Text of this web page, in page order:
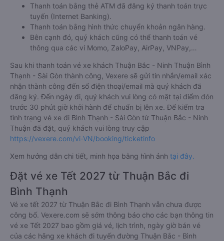
Thanh toán bằng thẻ ATM đã đăng ký thanh toán trực
tuyến (Internet Banking).
Thanh toán bằng hình thức chuyển khoản ngân hàng.
Bên cạnh đó, quý khách cũng có thể thanh toán vé
thông qua các ví Momo, ZaloPay, AirPay, VNPay,…
Sau khi thanh toán vé xe khách Thuận Bắc - Ninh Thuận Bình
Thạnh - Sài Gòn thành công, Vexere sẽ gửi tin nhắn/email xác
nhận thành công đến số điện thoại/email mà quý khách đã
đăng ký. Đến ngày đi, quý khách vui lòng có mặt tại điểm đón
trước 30 phút giờ khởi hành để chuẩn bị lên xe. Để kiểm tra
tình trạng vé xe đi Bình Thạnh - Sài Gòn từ Thuận Bắc - Ninh
Thuận đã đặt, quý khách vui lòng truy cập
https://vexere.com/vi-VN/booking/ticketinfo
Xem hướng dẫn chi tiết, minh họa bằng hình ảnh tại đây.
Đặt vé xe Tết 2027 từ Thuận Bắc đi
Bình Thạnh
Vé xe tết 2027 từ Thuận Bắc đi Bình Thạnh vẫn chưa được
công bố. Vexere.com sẽ sớm thông báo cho các bạn thông tin
vé xe Tết 2027 bao gồm giá vé, lịch trình, ngày giờ bán vé
của các hãng xe khách đi tuyến đường Thuận Bắc - Bình